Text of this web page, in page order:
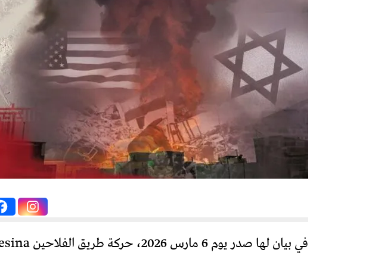
في بيان لها صدر يوم 6 مارس 2026، حركة طريق الفلاحين La Via Campesina تقول: “لا للحرب. لا للإمبريالية. لا للاحتلال.